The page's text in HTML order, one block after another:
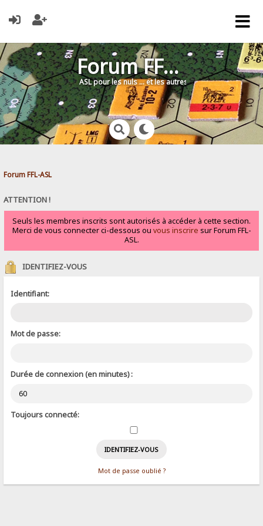
Forum FFL-ASL
ASL pour les nuls … et les autres !
Forum FFL-ASL
ATTENTION !
Seuls les membres inscrits sont autorisés à accéder à cette section.
Merci de vous connecter ci-dessous ou vous inscrire sur Forum FFL-
ASL.
IDENTIFIEZ-VOUS
Identifiant:
Mot de passe:
Durée de connexion (en minutes) :
Toujours connecté:
Mot de passe oublié ?